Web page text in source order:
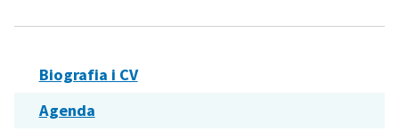
Biografia i CV
Agenda